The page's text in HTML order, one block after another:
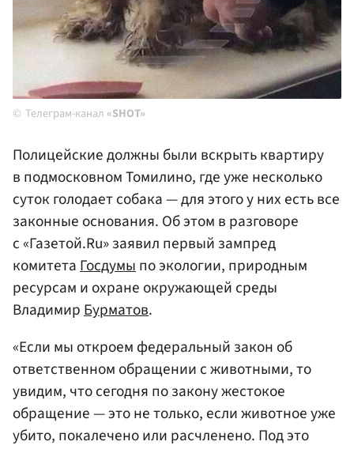
Телеграм-канал «SHOT»
Полицейские должны были вскрыть квартиру
в подмосковном Томилино, где уже несколько
суток голодает собака — для этого у них есть все
законные основания. Об этом в разговоре
с «Газетой.Ru» заявил первый зампред
комитетаГосдумыпо экологии, природным
ресурсам и охране окружающей среды
ВладимирБурматов.
«Если мы откроем федеральный закон об
ответственном обращении с животными, то
увидим, что сегодня по закону жестокое
обращение — это не только, если животное уже
убито, покалечено или расчленено. Под это